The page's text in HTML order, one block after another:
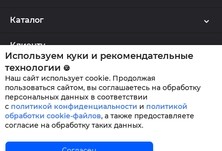
Каталог
Клиенту
QWERTYGIFTS © 2026
Используем куки и рекомендательные
технологии 🍪
Наш сайт использует cookie. Продолжая
пользоваться сайтом, вы соглашаетесь на обработку
персональных данных в соответствии
с политикой конфиденциальности и политикой
обработки cookie-файлов, а также предоставляете
согласие на обработку таких данных.